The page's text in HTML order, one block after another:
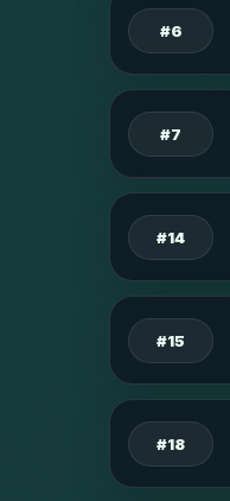
#6
#7
#14
#15
#18